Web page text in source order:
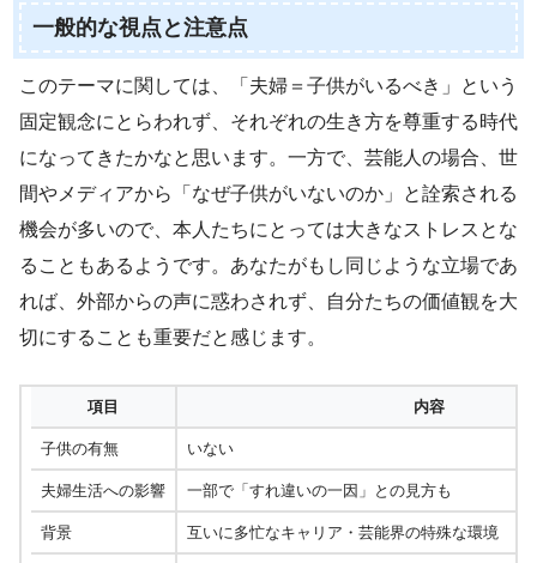
一般的な視点と注意点
このテーマに関しては、「夫婦＝子供がいるべき」という
固定観念にとらわれず、それぞれの生き方を尊重する時代
になってきたかなと思います。一方で、芸能人の場合、世
間やメディアから「なぜ子供がいないのか」と詮索される
機会が多いので、本人たちにとっては大きなストレスとな
ることもあるようです。あなたがもし同じような立場であ
れば、外部からの声に惑わされず、自分たちの価値観を大
切にすることも重要だと感じます。
項目 内容
子供の有無 いない
夫婦生活への影響 一部で「すれ違いの一因」との見方も
背景 互いに多忙なキャリア・芸能界の特殊な環境